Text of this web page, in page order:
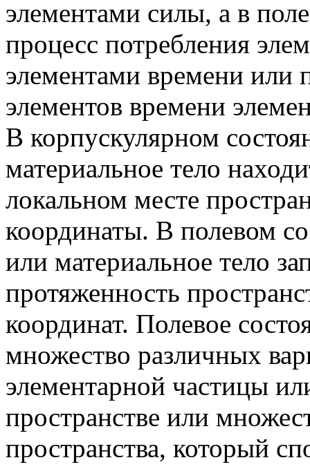
элементами силы, а в
процесс потребления
элементами времени или
элементов времени
В корпускулярном
материальное тело
локальном месте
координаты. В полевом
или материальное тело
протяженность
координат. Полевое
множество различных
элементарной частицы
пространстве или
пространства, который